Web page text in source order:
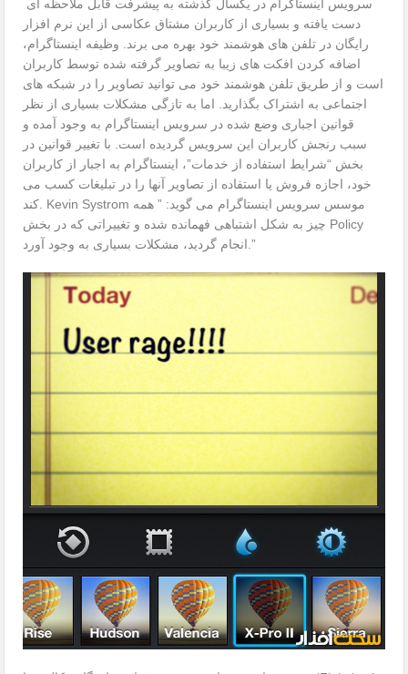
دست یافته و بسیاری از کاربران مشتاق عکاسی از این نرم افزار
رایگان در تلفن های هوشمند خود بهره می برند. وظیفه اینستاگرام،
اضافه کردن افکت های زیبا به تصاویر گرفته شده توسط کاربران
است و از طریق تلفن هوشمند خود می توانید تصاویر را در شبکه های
اجتماعی به اشتراک بگذارید. اما به تازگی مشکلات بسیاری از نظر
قوانین اجباری وضع شده در سرویس اینستاگرام به وجود آمده و
سبب رنجش کاربران این سرویس گردیده است. با تغییر قوانین در
بخش “شرایط استفاده از خدمات”، اینستاگرام به اجبار از کاربران
خود، اجازه فروش یا استفاده از تصاویر آنها را در تبلیغات کسب می
کند. Kevin Systrom موسس سرویس اینستاگرام می گوید: ” همه
چیز به شکل اشتباهی فهمانده شده و تغییراتی که در بخش Policy
انجام گردید، مشکلات بسیاری به وجود آورد.”